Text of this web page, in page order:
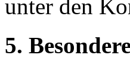
unter den
5.